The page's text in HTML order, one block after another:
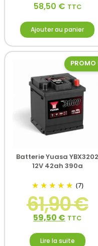
58,50 € TTC
Ajouter au panier
PROMO
Batterie Yuasa YBX3202
12V 42ah 390a
(7)
61,90€
59,50 € TTC
Lire la suite